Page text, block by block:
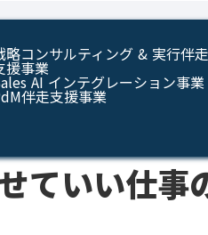
略コンサルティング & 実行伴走
援事業
AI インテグレーション事業
伴走支援事業
は「○○な
ていい仕事